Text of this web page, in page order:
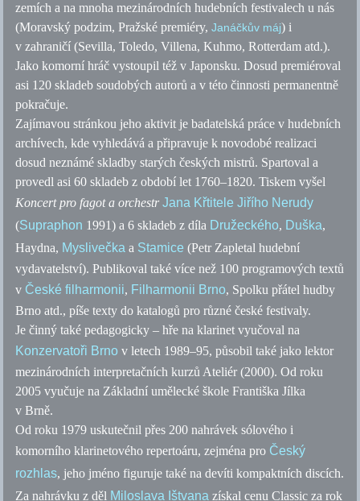
zemích a na mnoha mezinárodních hudebních festivalech u nás
(Moravský podzim, Pražské premiéry,Janáčkův máj) i
v zahraničí (Sevilla, Toledo, Villena, Kuhmo, Rotterdamatd.).
Jako komorní hráč vystoupil též v Japonsku. Dosud premiéroval
asi 120 skladeb soudobých autorů a v této činnosti permanentně
pokračuje.
Zajímavou stránkou jeho aktivit je badatelská práce v hudebních
archívech, kde vyhledává a připravuje k novodobé realizaci
dosud neznámé skladby starých českých mistrů. Spartoval a
provedl asi 60 skladeb z období let 1760–1820. Tiskem vyšel
Koncert pro fagot a orchestr Jana Křtitele Jiřího Nerudy
(Supraphon 1991) a 6 skladeb z díla Družeckého, Duška,
Haydna, Myslivečka a Stamice (Petr Zapletal hudební
vydavatelství). Publikoval také více než 100 programových textů
v České filharmonii, Filharmonii Brno, Spolku přátel hudby
Brnoatd., píše texty do katalogů pro různé české festivaly.
Je činný také pedagogicky – hře na klarinet vyučoval na
Konzervatoři Brno v letech 1989–95, působil také jako lektor
mezinárodních interpretačních kurzů Ateliér (2000). Od roku
2005 vyučuje na Základní umělecké škole Františka Jílka
v Brně.
Od roku 1979 uskutečnil přes 200 nahrávek sólového i
komorního klarinetového repertoáru, zejména pro Český
rozhlas, jeho jméno figuruje také na devíti kompaktních discích.
Za nahrávku z děl Miloslava Ištvana získal cenu Classic za rok